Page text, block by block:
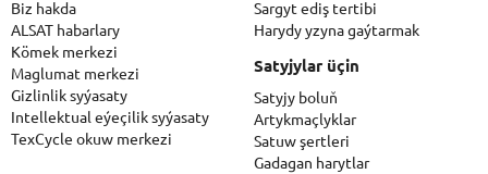
Biz hakda
ALSAT habarlary
Kömek merkezi
Maglumat merkezi
Gizlinlik syýasaty
Intellektual eýeçilik syýasaty
TexCycle okuw merkezi
Sargyt ediş tertibi
Harydy yzyna gaýtarmak
Satyjylar üçin
Satyjy boluň
Artykmaçlyklar
Satuw şertleri
Gadagan harytlar